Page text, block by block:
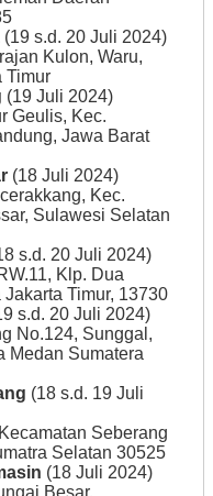
(19 s.d. 20 Juli 2024)
Kulon, Waru,
Timur
(19 Juli 2024)
Geulis, Kec.
Jawa Barat
(18 Juli 2024)
Kec.
Sulawesi Selatan
s.d. 20 Juli 2024)
Klp. Dua
Timur, 13730
s.d. 20 Juli 2024)
No.124, Sunggal,
Medan Sumatera
(18 s.d. 19 Juli
Seberang
Selatan 30525
(18 Juli 2024)
Besar,